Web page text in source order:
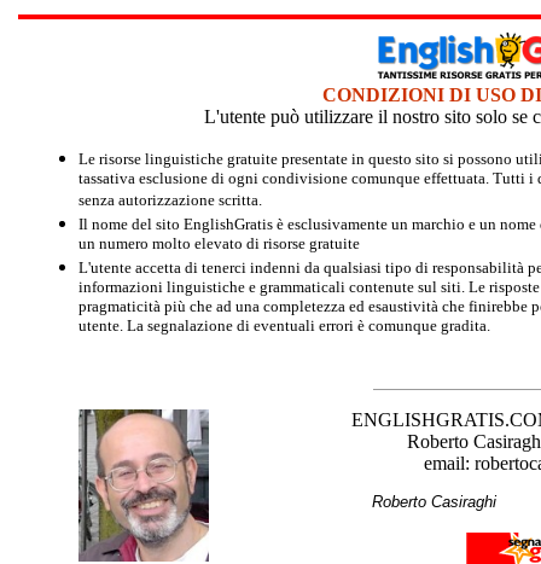
CONDIZIONI DI USO
L'utente può utilizzare il nostro sito solo se
Le risorse linguistiche gratuite presentate in questo sito si possono
tassativa esclusione di ogni condivisione comunque effettuata. Tutti
senza autorizzazione scritta.
Il nome del sito EnglishGratis è esclusivamente un marchio e un
un numero molto elevato di risorse gratuite
L'utente accetta di tenerci indenni da qualsiasi tipo di responsabilità
informazioni linguistiche e grammaticali contenute sul siti. Le
pragmaticità più che ad una completezza ed esaustività che finirebbe
utente. La segnalazione di eventuali errori è comunque gradita.
Roberto
email:
Roberto